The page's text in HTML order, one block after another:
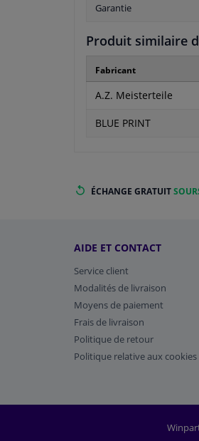
Garantie
Produit similaire
Fabricant
A.Z. Meisterteile
BLUE PRINT
ÉCHANGE GRATUIT
AIDE ET CONTACT
Service client
Modalités de livraison
Moyens de paiement
Frais de livraison
Politique de retour
Politique relative aux cookies